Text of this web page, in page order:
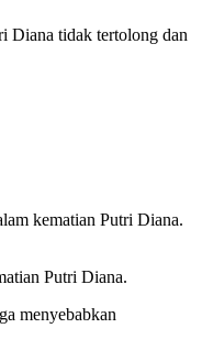
Diana tidak tertolong dan
kematian Putri Diana.
Putri Diana.
menyebabkan